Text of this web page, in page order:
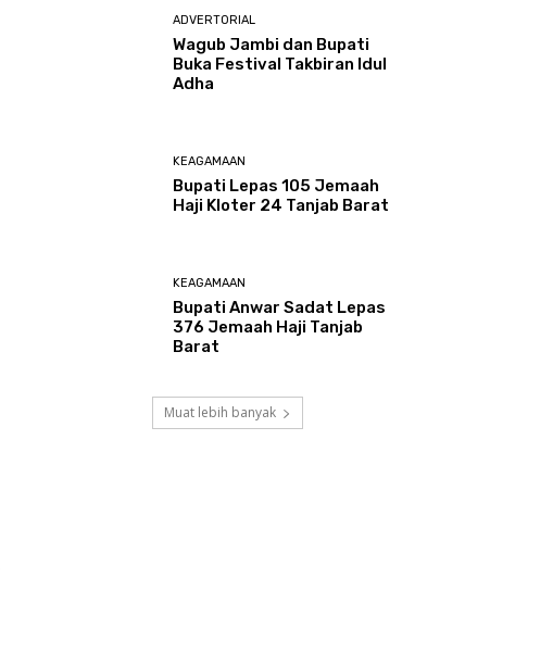
ADVERTORIAL
Wagub Jambi dan Bupati
Buka Festival Takbiran Idul
Adha
KEAGAMAAN
Bupati Lepas 105 Jemaah
Haji Kloter 24 Tanjab Barat
KEAGAMAAN
Bupati Anwar Sadat Lepas
376 Jemaah Haji Tanjab
Barat
Muat lebih banyak